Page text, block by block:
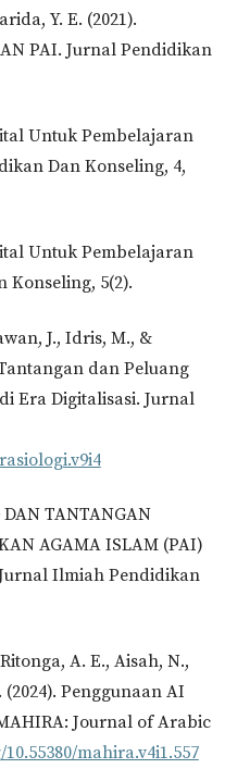
Y. E. (2021).
PAI. Jurnal Pendidikan
Untuk Pembelajaran
Dan Konseling, 4,
Untuk Pembelajaran
Konseling, 5(2).
J., Idris, M., &
dan Peluang
Era Digitalisasi. Jurnal
DAN TANTANGAN
AGAMA ISLAM (PAI)
Ilmiah Pendidikan
A. E., Aisah, N.,
Penggunaan AI
Journal of Arabic
mahira.v4i1.557